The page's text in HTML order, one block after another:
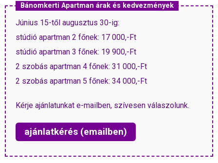
Bánomkerti Apartman árak és kedvezmények
Június 15-től augusztus 30-ig:
stúdió apartman 2 főnek: 17 000,-Ft
stúdió apartman 3 főnek: 19 900,-Ft
2 szobás apartman 4 főnek: 31 000,-Ft
2 szobás apartman 5 főnek: 34 000,-Ft
Kérje ajánlatunkat e-mailben, szívesen válaszolunk.
ajánlatkérés (emailben)